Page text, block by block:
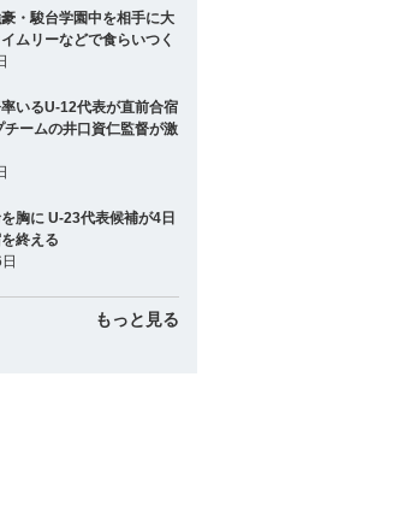
・駿台学園中を相手に大
ムリーなどで食らいつく
いるU-12代表が直前合宿
チームの井口資仁監督が激
胸に U-23代表候補が4日
終える
もっと見る